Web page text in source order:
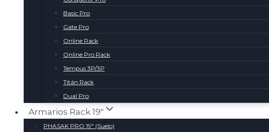
Basic Pro
Gate Pro
Online Rack
Online Pro Rack
Tempus 3P/3P
Titán Rack
Dual Pro
Armarios Rack 19″
PHASAK PRO 19″ (Suelo)